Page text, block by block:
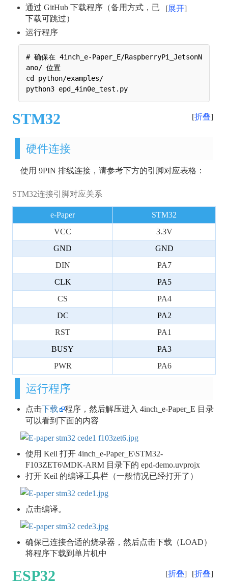
展开
通过 GitHub 下载程序（备用方式，已
下载可跳过）
运行程序
# 确保在 4inch_e-Paper_E/RaspberryPi_JetsonN
ano/ 位置
cd python/examples/
折叠
STM32
硬件连接
使用 9PIN 排线连接，请参考下方的引脚对应表格：
STM32连接引脚对应关系
e-Paper
STM32
VCC
3.3V
GND
GND
DIN
PA7
CLK
PA5
CS
PA4
DC
PA2
RST
PA1
BUSY
PA3
PWR
PA6
运行程序
点击下载
程序，然后解压进入 4inch_e-Paper_E 目录
可以看到下面的内容
使用 Keil 打开 4inch_e-Paper_E\STM32-
F103ZET6\MDK-ARM 目录下的 epd-demo.uvprojx
打开 Keil 的编译工具栏（一般情况已经打开了）
点击编译。
确保已连接合适的烧录器，然后点击下载（LOAD）
将程序下载到单片机中
折叠
折叠
ESP32